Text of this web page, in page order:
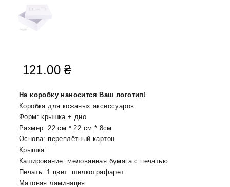
121.00₴
На коробку наносится Ваш логотип!
Коробка для кожаных аксессуаров
Форм: крышка + дно
Размер: 22 см * 22 см * 8см
Основа: переплётный картон
Крышка:
Каширование: мелованная бумага с печатью
Печать: 1 цвет шелкотрафарет
Матовая ламинация